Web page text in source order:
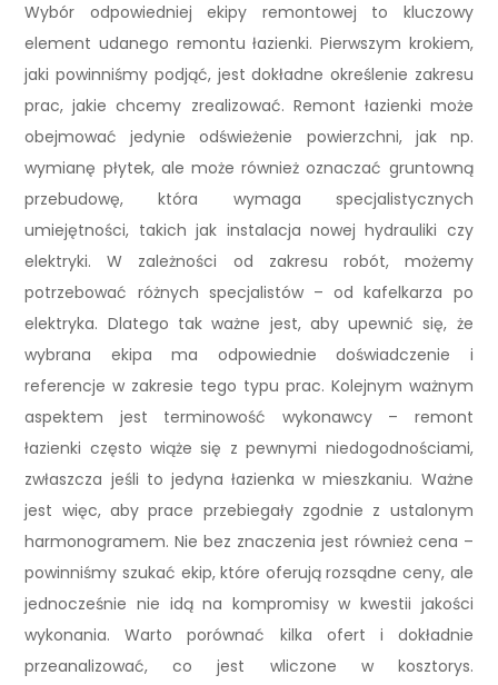
Wybór odpowiedniej ekipy remontowej to kluczowy
element udanego remontu łazienki. Pierwszym krokiem,
jaki powinniśmy podjąć, jest dokładne określenie zakresu
prac, jakie chcemy zrealizować. Remont łazienki może
obejmować jedynie odświeżenie powierzchni, jak np.
wymianę płytek, ale może również oznaczać gruntowną
przebudowę, która wymaga specjalistycznych
umiejętności, takich jak instalacja nowej hydrauliki czy
elektryki. W zależności od zakresu robót, możemy
potrzebować różnych specjalistów – od kafelkarza po
elektryka. Dlatego tak ważne jest, aby upewnić się, że
wybrana ekipa ma odpowiednie doświadczenie i
referencje w zakresie tego typu prac. Kolejnym ważnym
aspektem jest terminowość wykonawcy – remont
łazienki często wiąże się z pewnymi niedogodnościami,
zwłaszcza jeśli to jedyna łazienka w mieszkaniu. Ważne
jest więc, aby prace przebiegały zgodnie z ustalonym
harmonogramem. Nie bez znaczenia jest również cena –
powinniśmy szukać ekip, które oferują rozsądne ceny, ale
jednocześnie nie idą na kompromisy w kwestii jakości
wykonania. Warto porównać kilka ofert i dokładnie
przeanalizować, co jest wliczone w kosztorys.